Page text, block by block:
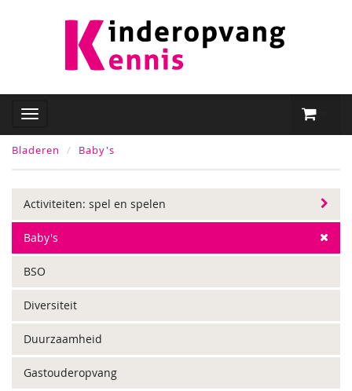
Bladeren Baby's
Activiteiten: spel en spelen
Baby's
BSO
Diversiteit
Duurzaamheid
Gastouderopvang